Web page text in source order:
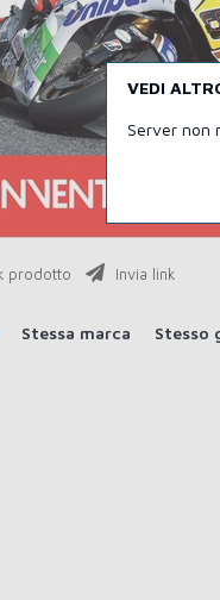
prodotto Invia link
Stessa marca Stesso
VEDI
Server non